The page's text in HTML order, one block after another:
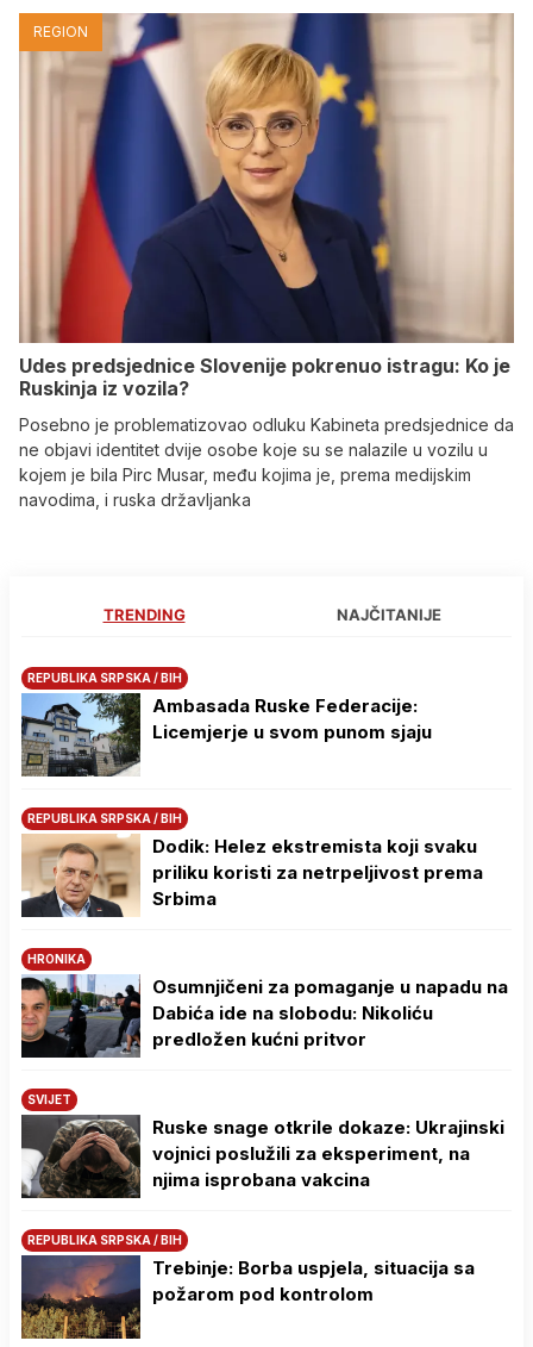
REGION
Udes predsjednice Slovenije pokrenuo istragu: Ko je
Ruskinja iz vozila?
Posebno je problematizovao odluku Kabineta predsjednice da
ne objavi identitet dvije osobe koje su se nalazile u vozilu u
kojem je bila Pirc Musar, među kojima je, prema medijskim
navodima, i ruska državljanka
TRENDING NAJČITANIJE
REPUBLIKA SRPSKA / BIH
Ambasada Ruske Federacije:
Licemjerje u svom punom sjaju
REPUBLIKA SRPSKA / BIH
Dodik: Helez ekstremista koji svaku
priliku koristi za netrpeljivost prema
Srbima
HRONIKA
Osumnjičeni za pomaganje u napadu na
Dabića ide na slobodu: Nikoliću
predložen kućni pritvor
SVIJET
Ruske snage otkrile dokaze: Ukrajinski
vojnici poslužili za eksperiment, na
njima isprobana vakcina
REPUBLIKA SRPSKA / BIH
Trebinje: Borba uspjela, situacija sa
požarom pod kontrolom